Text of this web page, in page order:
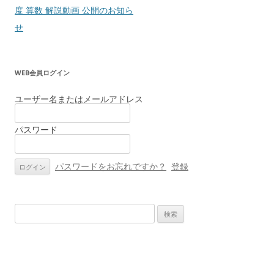
稿
ナ
ー
シ
ン
度 算数 解説動画 公開のお知ら
せ
WEB会員ログイン
ユーザー名またはメールアドレス
パスワード
パスワードをお忘れですか？ 登録
索: